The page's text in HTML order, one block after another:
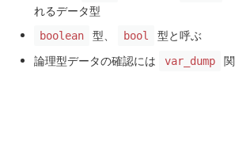
れるデータ型
boolean 型、 bool
型と呼ぶ
論理型データの確認には
var_dump